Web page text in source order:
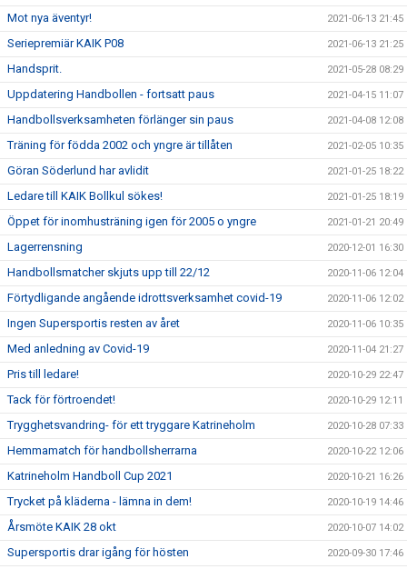
Mot nya äventyr! 2021-06-13 21:45
Seriepremiär KAIK P08 2021-06-13 21:25
Handsprit. 2021-05-28 08:29
Uppdatering Handbollen - fortsatt paus 2021-04-15 11:07
Handbollsverksamheten förlänger sin paus 2021-04-08 12:08
Träning för födda 2002 och yngre är tillåten 2021-02-05 10:35
Göran Söderlund har avlidit 2021-01-25 18:22
Ledare till KAIK Bollkul sökes! 2021-01-25 18:19
Öppet för inomhusträning igen för 2005 o yngre 2021-01-21 20:49
Lagerrensning 2020-12-01 16:30
Handbollsmatcher skjuts upp till 22/12 2020-11-06 12:04
Förtydligande angående idrottsverksamhet covid-19 2020-11-06 12:02
Ingen Supersportis resten av året 2020-11-06 10:35
Med anledning av Covid-19 2020-11-04 21:27
Pris till ledare! 2020-10-29 22:47
Tack för förtroendet! 2020-10-29 12:11
Trygghetsvandring- för ett tryggare Katrineholm 2020-10-28 07:33
Hemmamatch för handbollsherrarna 2020-10-22 12:06
Katrineholm Handboll Cup 2021 2020-10-21 16:26
Trycket på kläderna - lämna in dem! 2020-10-19 14:46
Årsmöte KAIK 28 okt 2020-10-07 14:02
Supersportis drar igång för hösten 2020-09-30 17:46